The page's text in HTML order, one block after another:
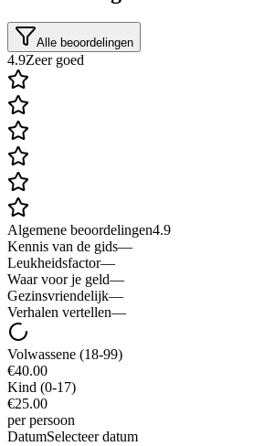
Alle beoordelingen
4.9Zeer goed
Algemene beoordelingen4.9
Kennis van de gids—
Leukheidsfactor—
Waar voor je geld—
Gezinsvriendelijk—
Verhalen vertellen—
Volwassene (18-99)
€40.00
Kind (0-17)
€25.00
per persoon
DatumSelecteer datum